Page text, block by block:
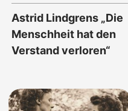
Astrid Lindgrens „Die
Menschheit hat den
Verstand verloren“